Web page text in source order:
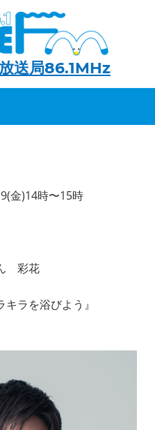
送局86.1MHz
金)14時〜15時
彩花
キラを浴びよう』